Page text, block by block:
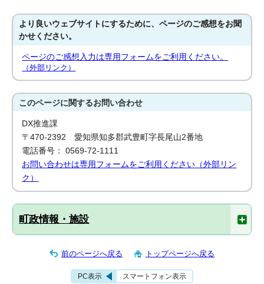
より良いウェブサイトにするために、ページのご感想をお聞
かせください。
ページのご感想入力は専用フォームをご利用ください。
（外部リンク）
このページに関するお問い合わせ
DX推進課
〒470-2392 愛知県知多郡武豊町字長尾山2番地
電話番号： 0569-72-1111
お問い合わせは専用フォームをご利用ください（外部リン
ク）
町政情報・施設
前のページへ戻る トップページへ戻る
PC表示 スマートフォン表示